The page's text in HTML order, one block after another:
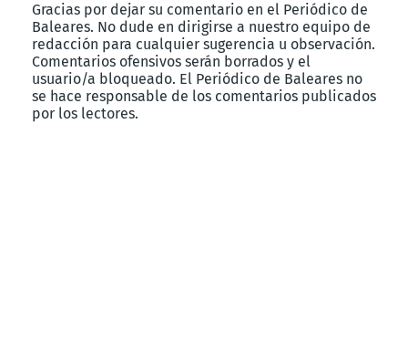
Gracias por dejar su comentario en el Periódico de
Baleares. No dude en dirigirse a nuestro equipo de
redacción para cualquier sugerencia u observación.
Comentarios ofensivos serán borrados y el
usuario/a bloqueado. El Periódico de Baleares no
se hace responsable de los comentarios publicados
por los lectores.